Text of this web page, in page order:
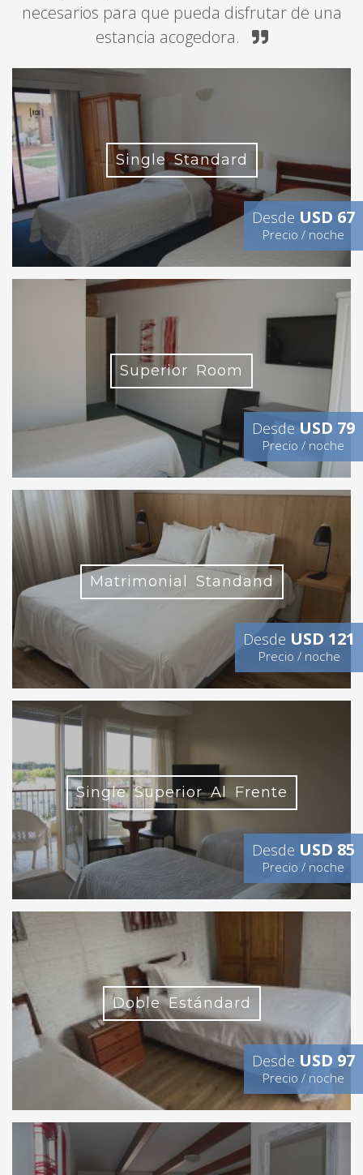
necesarios para que pueda disfrutar de una
estancia acogedora.
Single Standard
Desde USD 67
Precio / noche
Superior Room
Desde USD 79
Precio / noche
Matrimonial Standand
Desde USD 121
Precio / noche
Single Superior Al Frente
Desde USD 85
Precio / noche
Doble Estándard
Desde USD 97
Precio / noche